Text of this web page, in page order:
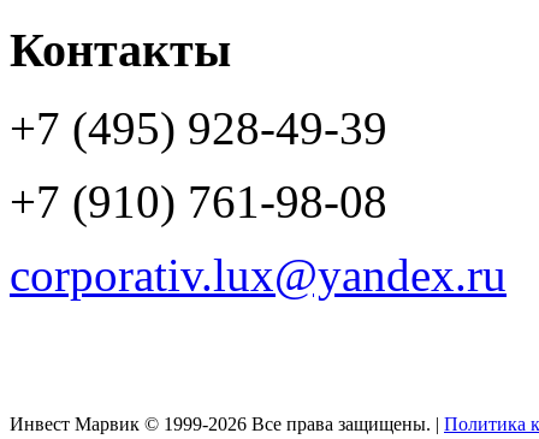
Контакты
+7 (495) 928-49-39
+7 (910) 761-98-08
corporativ.lux@yandex.ru
Инвест Марвик © 1999-2026 Все права защищены. | Политика